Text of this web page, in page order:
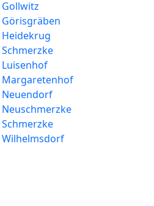
Margaretenhof
Neuendorf
Wilhelmsdorf